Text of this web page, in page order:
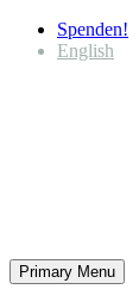
Spenden!
English
Primary Menu